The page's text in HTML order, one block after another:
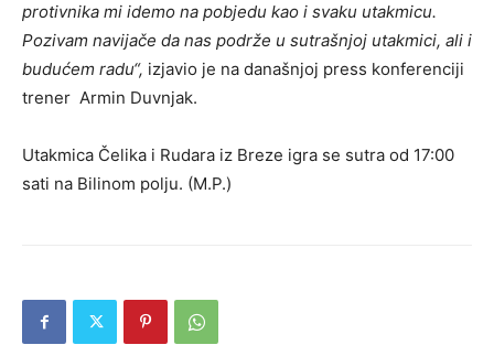
protivnika mi idemo na pobjedu kao i svaku utakmicu.
Pozivam navijače da nas podrže u sutrašnjoj utakmici, ali i
budućem radu“, izjavio je na današnjoj press konferenciji
trener Armin Duvnjak.
Utakmica Čelika i Rudara iz Breze igra se sutra od 17:00
sati na Bilinom polju. (M.P.)